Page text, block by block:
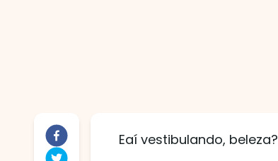
Eaí vestibulando, beleza?